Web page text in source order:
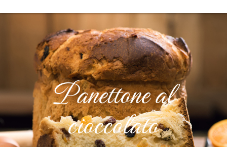
Panettone al
cioccolato